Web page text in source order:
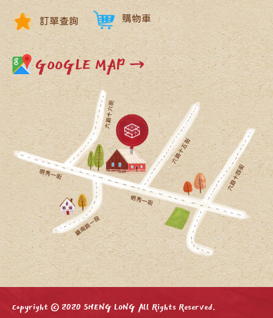
訂單查詢 購物車
GOOGLE MAP →
Copyright © 2020 SHENG LONG All Rights Reserved.